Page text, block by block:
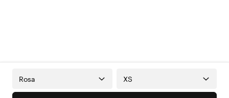
Rosa XS